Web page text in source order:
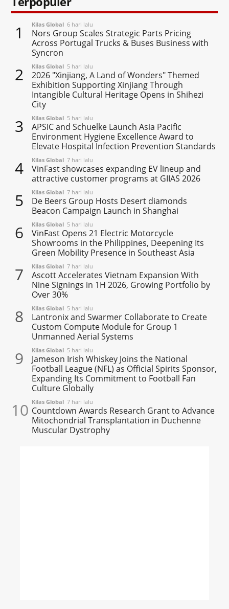
1 Kilas Global 6 hari lalu
Nors Group Scales Strategic Parts Pricing
Across Portugal Trucks & Buses Business with
Syncron
2 Kilas Global 5 hari lalu
2026 "Xinjiang, A Land of Wonders" Themed
Exhibition Supporting Xinjiang Through
Intangible Cultural Heritage Opens in Shihezi
City
3 Kilas Global 5 hari lalu
APSIC and Schuelke Launch Asia Pacific
Environment Hygiene Excellence Award to
Elevate Hospital Infection Prevention Standards
4 Kilas Global 7 hari lalu
VinFast showcases expanding EV lineup and
attractive customer programs at GIIAS 2026
5 Kilas Global 7 hari lalu
De Beers Group Hosts Desert diamonds
Beacon Campaign Launch in Shanghai
6 Kilas Global 5 hari lalu
VinFast Opens 21 Electric Motorcycle
Showrooms in the Philippines, Deepening Its
Green Mobility Presence in Southeast Asia
7 Kilas Global 7 hari lalu
Ascott Accelerates Vietnam Expansion With
Nine Signings in 1H 2026, Growing Portfolio by
Over 30%
8 Kilas Global 5 hari lalu
Lantronix and Swarmer Collaborate to Create
Custom Compute Module for Group 1
Unmanned Aerial Systems
9 Kilas Global 5 hari lalu
Jameson Irish Whiskey Joins the National
Football League (NFL) as Official Spirits Sponsor,
Expanding Its Commitment to Football Fan
Culture Globally
10 Kilas Global 7 hari lalu
Countdown Awards Research Grant to Advance
Mitochondrial Transplantation in Duchenne
Muscular Dystrophy